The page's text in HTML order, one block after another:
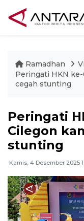
Ramadhan
Peringati HKN
cegah stunting
Peringati
Cilegon
stunting
Kamis, 4 Desember 2025